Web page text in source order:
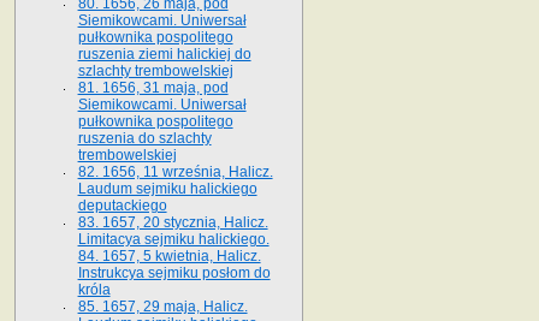
80. 1656, 26 maja, pod
Siemikowcami. Uniwersał
pułkownika pospolitego
ruszenia ziemi halickiej do
szlachty trembowelskiej
81. 1656, 31 maja, pod
Siemikowcami. Uniwersał
pułkownika pospolitego
ruszenia do szlachty
trembowelskiej
82. 1656, 11 września, Halicz.
Laudum sejmiku halickiego
deputackiego
83. 1657, 20 stycznia, Halicz.
Limitacya sejmiku halickiego.
84. 1657, 5 kwietnia, Halicz.
Instrukcya sejmiku posłom do
króla
85. 1657, 29 maja, Halicz.